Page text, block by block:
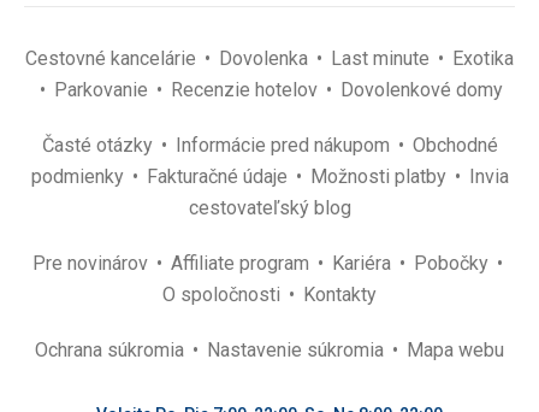
Cestovné kancelárie Dovolenka Last minute
Exotika
Parkovanie
Recenzie hotelov Dovolenkové domy
Časté otázky Informácie pred nákupom
Obchodné
podmienky
Fakturačné údaje Možnosti platby
Invia
cestovateľský blog
Pre novinárov Affiliate program Kariéra
Pobočky
O spoločnosti
Kontakty
Ochrana súkromia Nastavenie súkromia Mapa webu